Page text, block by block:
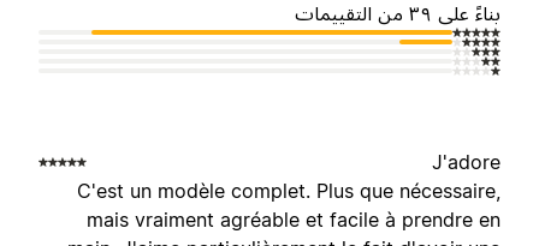
على ٣٩ من التقييمات
C'est un modèle complet. Plus que
mais vraiment agréable et facile à prendre